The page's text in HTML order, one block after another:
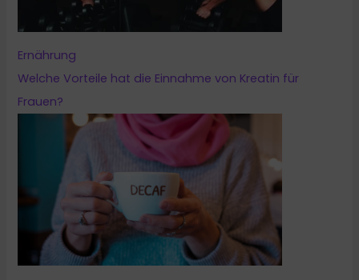
Ernährung
Welche Vorteile hat die Einnahme von Kreatin für
Frauen?